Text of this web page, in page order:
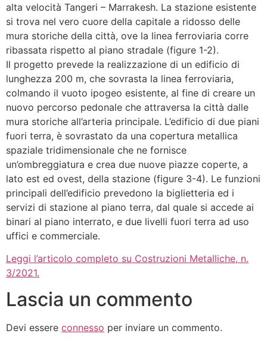
alta velocità Tangeri – Marrakesh. La stazione esistente
si trova nel vero cuore della capitale a ridosso delle
mura storiche della città, ove la linea ferroviaria corre
ribassata rispetto al piano stradale (figure 1-2).
Il progetto prevede la realizzazione di un edificio di
lunghezza 200 m, che sovrasta la linea ferroviaria,
colmando il vuoto ipogeo esistente, al fine di creare un
nuovo percorso pedonale che attraversa la città dalle
mura storiche all’arteria principale. L’edificio di due piani
fuori terra, è sovrastato da una copertura metallica
spaziale tridimensionale che ne fornisce
un’ombreggiatura e crea due nuove piazze coperte, a
lato est ed ovest, della stazione (figure 3-4). Le funzioni
principali dell’edificio prevedono la biglietteria ed i
servizi di stazione al piano terra, dal quale si accede ai
binari al piano interrato, e due livelli fuori terra ad uso
uffici e commerciale.
Leggi l’articolo completo su Costruzioni Metalliche, n.
3/2021.
Lascia un commento
Devi essere connesso per inviare un commento.